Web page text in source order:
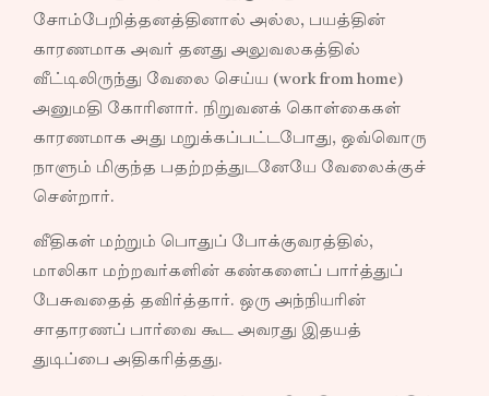
சோம்பேறித்தனத்தினால் அல்ல, பயத்தின்
காரணமாக அவர் தனது அலுவலகத்தில்
வீட்டிலிருந்து வேலை செய்ய (work from home)
அனுமதி கோரினார். நிறுவனக் கொள்கைகள்
காரணமாக அது மறுக்கப்பட்டபோது, ஒவ்வொரு
நாளும் மிகுந்த பதற்றத்துடனேயே வேலைக்குச்
சென்றார்.
வீதிகள் மற்றும் பொதுப் போக்குவரத்தில்,
மாலிகா மற்றவர்களின் கண்களைப் பார்த்துப்
பேசுவதைத் தவிர்த்தார். ஒரு அந்நியரின்
சாதாரணப் பார்வை கூட அவரது இதயத்
துடிப்பை அதிகரித்தது.